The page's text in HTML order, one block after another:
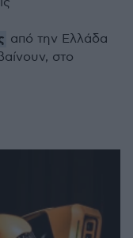
από την Ελλάδα
στο